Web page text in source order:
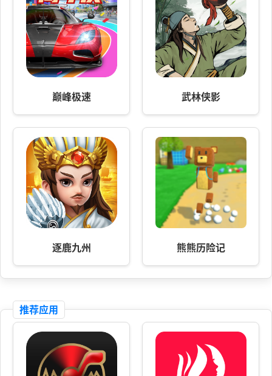
巅峰极速 武林侠影
逐鹿九州 熊熊历险记
推荐应用